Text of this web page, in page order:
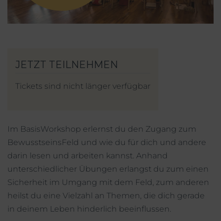
Mein Account
Instagram
Tickets sind nicht länger verfügbar
Im BasisWorkshop erlernst du den Zugang zum
BewusstseinsFeld und wie du für dich und andere
darin lesen und arbeiten kannst. Anhand
unterschiedlicher Übungen erlangst du zum einen
Sicherheit im Umgang mit dem Feld, zum anderen
heilst du eine Vielzahl an Themen, die dich gerade
in deinem Leben hinderlich beeinflussen.